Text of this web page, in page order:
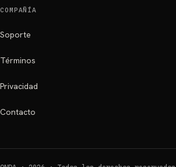
COMPAÑÍA
Soporte
Términos
Privacidad
Contacto